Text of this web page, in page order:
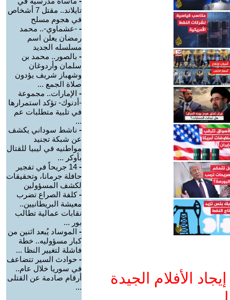
الأفلام الجيدة
تايلاند.. مقتل 7 أشخاص
في هجوم مسلح
- -عشماوي-.. محمد
رمضان يعلن اسم
مسلسله الجديد
- بالصور.. محمد بن
سلمان وأردوغان
وشهباز شريف يؤدون
صلاة الجمع ...
- الإمارات.. مجموعة
-أدنوك- تؤكد استمرارها
في تلبية متطلبات عم
...
- ناشط سوداني يكشف
عن شبكة تجنيد
مواطنيه في ليبيا للقتال
بأوكر ...
-
14 جريحاً في تفجير
حافلة جرمانا، وتحقيقات
لكشف المسؤولين
-كلفة الصراع تضرب
معيشة البريطانيين..
نقابات عمالية تطالب
بور ...
- الموساد يُبعد اثنين من
كبار مسؤوليه.. خطة
فاشلة لتغيير النظا ...
- حوادث السير تتضاعف
في سوريا خلال عام..
أرقام صادمة عن القتلى
...